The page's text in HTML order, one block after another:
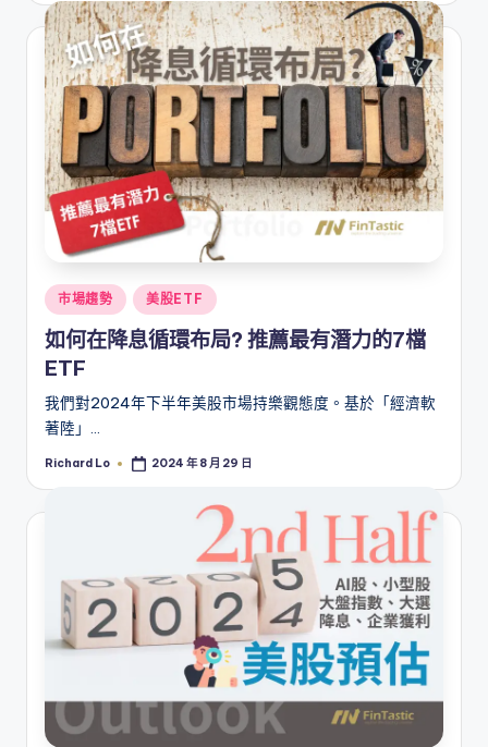
Posted
in
市場趨勢 美股ETF
如何在降息循環布局? 推薦最有潛力的7檔
ETF
我們對2024年下半年美股市場持樂觀態度。基於「經濟軟
著陸」…
Posted
Richard Lo 2024 年 8 月 29 日